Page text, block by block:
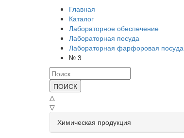
Главная
Каталог
Лабораторное обеспечение
Лабораторная посуда
Лабораторная фарфоровая посуда
№ 3
ПОИСК
△
▽
Химическая продукция